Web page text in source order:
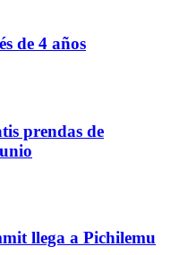
de 4 años
prendas de
llega a Pichilemu